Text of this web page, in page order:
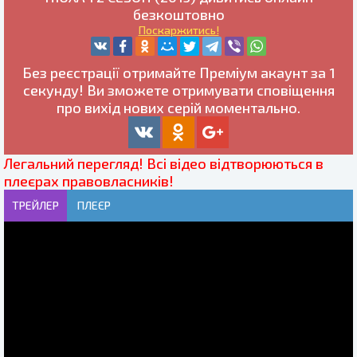
безкоштовно
Поскаржитись!
Без реєстрації отримайте Преміум акаунт за 1
секунду! Ви зможете отримувати сповіщення
про вихід нових серій моментально.
Легальний перегляд! Всі відео відтворюються в
плеєрах правовласників!
ТРЕЙЛЕР ПЛЕЄР